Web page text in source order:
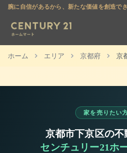
腕に自信があるから、新たな価値を創造でき
ホーム エリア 京都府 京
家を売りたい
京都市下京区の不
センチュリー21ホ